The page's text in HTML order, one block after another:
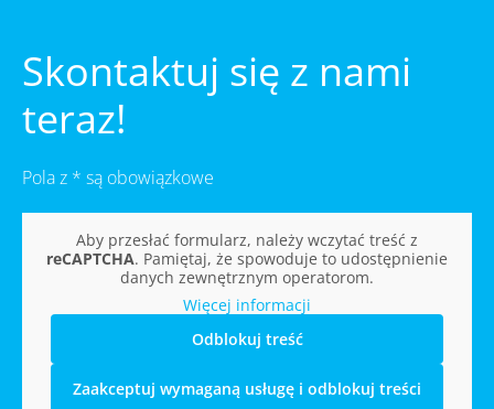
Skontaktuj się z nami
teraz!
Pola z * są obowiązkowe
Aby przesłać formularz, należy wczytać treść z
reCAPTCHA. Pamiętaj, że spowoduje to udostępnienie
danych zewnętrznym operatorom.
Więcej informacji
Odblokuj treść
Zaakceptuj wymaganą usługę i odblokuj treści